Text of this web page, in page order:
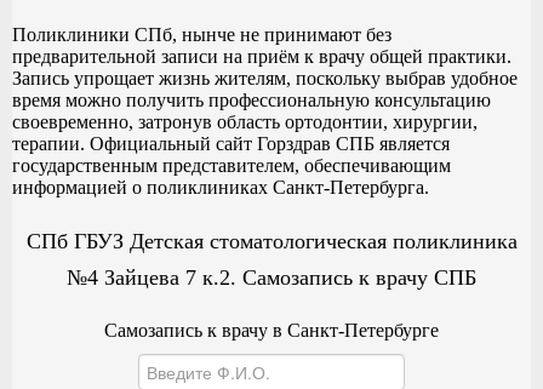
Поликлиники СПб, нынче не принимают без
предварительной записи на приём к врачу общей практики.
Запись упрощает жизнь жителям, поскольку выбрав удобное
время можно получить профессиональную консультацию
своевременно, затронув область ортодонтии, хирургии,
терапии. Официальный сайт Горздрав СПБ является
государственным представителем, обеспечивающим
информацией о поликлиниках Санкт-Петербурга.
СПб ГБУЗ Детская стоматологическая поликлиника
№4 Зайцева 7 к.2. Самозапись к врачу СПБ
Самозапись к врачу в Санкт-Петербурге